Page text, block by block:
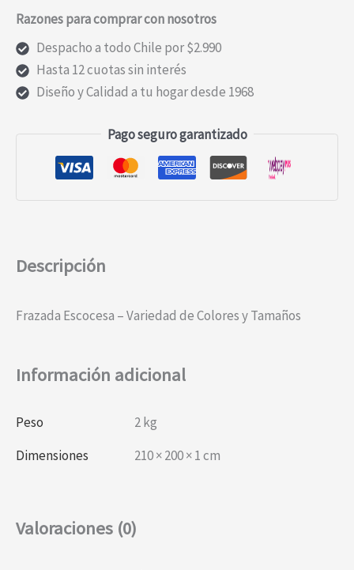
2P
cantidad
Razones para comprar con nosotros
Despacho a todo Chile por $2.990
Hasta 12 cuotas sin interés
Diseño y Calidad a tu hogar desde 1968
Pago seguro garantizado
Descripción
Frazada Escocesa – Variedad de Colores y Tamaños
Información adicional
Peso
2 kg
Dimensiones
210 × 200 × 1 cm
Valoraciones (0)